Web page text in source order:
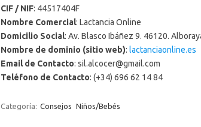
CIF / NIF: 44517404F
Nombre Comercial: Lactancia Online
Domicilio Social: Av. Blasco Ibáñez 9. 46120.
Nombre de dominio (sitio web): lactanciaonline.es
Email de Contacto: sil.alcocer@gmail.com
Teléfono de Contacto: (+34) 696 62 14 84
Categoría: Consejos Niños/Bebés